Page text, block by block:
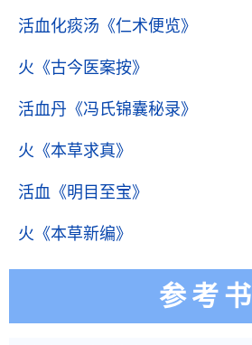
活血化痰汤 《仁术便览》
火 《古今医案按》
活血丹 《冯氏锦囊秘录》
火 《本草求真》
活血 《明目至宝》
火 《本草新编》
参考书